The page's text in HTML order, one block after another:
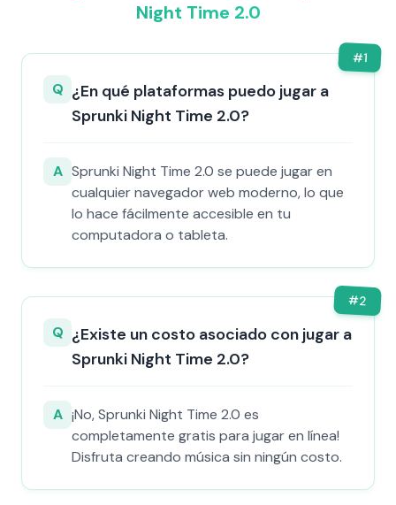
Night Time 2.0
#1
Q ¿En qué plataformas puedo jugar a
Sprunki Night Time 2.0?
A Sprunki Night Time 2.0 se puede jugar en
cualquier navegador web moderno, lo que
lo hace fácilmente accesible en tu
computadora o tableta.
#2
Q ¿Existe un costo asociado con jugar a
Sprunki Night Time 2.0?
A ¡No, Sprunki Night Time 2.0 es
completamente gratis para jugar en línea!
Disfruta creando música sin ningún costo.